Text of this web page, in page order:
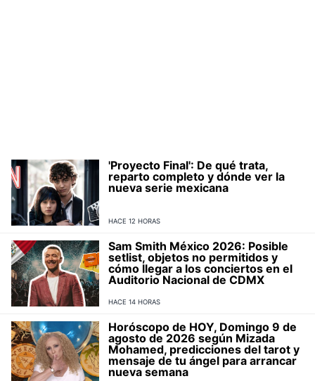
'Proyecto Final': De qué trata,
reparto completo y dónde ver la
nueva serie mexicana
HACE 12 HORAS
Sam Smith México 2026: Posible
setlist, objetos no permitidos y
cómo llegar a los conciertos en el
Auditorio Nacional de CDMX
HACE 14 HORAS
Horóscopo de HOY, Domingo 9 de
agosto de 2026 según Mizada
Mohamed, predicciones del tarot y
mensaje de tu ángel para arrancar
nueva semana